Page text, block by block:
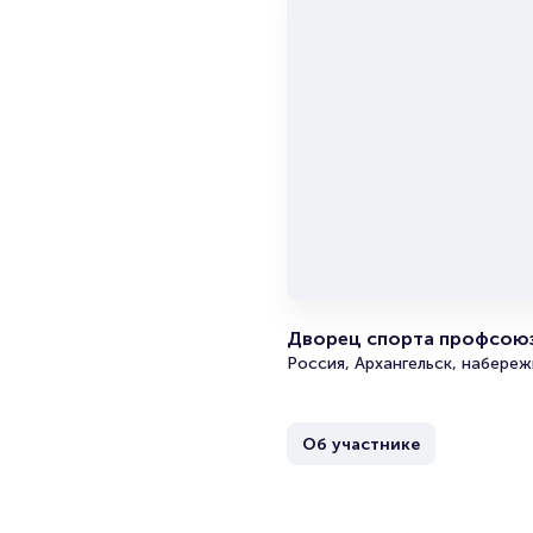
Дворец спорта
Россия, Архангельск,
Об участнике